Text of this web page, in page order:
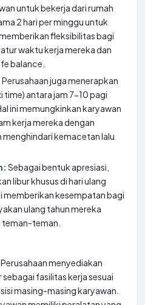
untuk bekerja dari rumah
2 hari per minggu untuk
fleksibilitas bagi
waktu kerja mereka dan
balance.
Perusahaan juga menerapkan
time) antara jam 7-10 pagi
ini memungkinkan karyawan
kerja mereka dengan
kemacetan lalu
Sebagai bentuk apresiasi,
libur khusus di hari ulang
memberikan kesempatan bagi
ulang tahun mereka
teman-teman.
Perusahaan menyediakan
fasilitas kerja sesuai
masing-masing karyawan.